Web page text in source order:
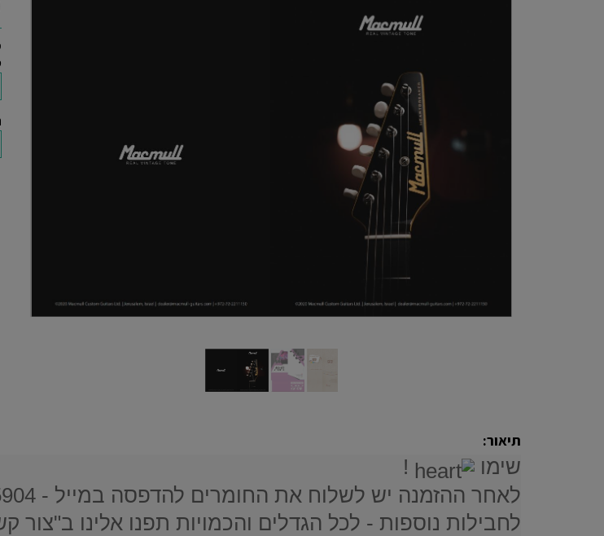
תיאור:
שימו
!
לאחר ההזמנה יש לשלוח את החומרים להדפסה במייל - 6255904@gmail.com
לחבילות נוספות - לכל הגדלים והכמויות תפנו אלינו